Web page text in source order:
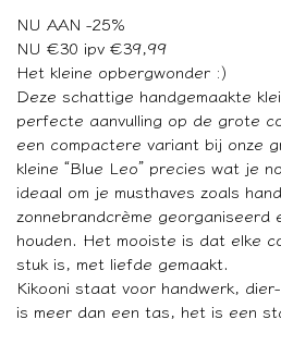
NU AAN -25%
NU €30 ipv €39,99
Het kleine opbergwonder :)
Deze schattige handgemaakte
perfecte aanvulling op de grote
een compactere variant bij onze
kleine “Blue Leo” precies wat je
ideaal om je musthaves zoals
zonnebrandcrème georganiseerd
houden. Het mooiste is dat elke
stuk is, met liefde gemaakt.
Kikooni staat voor handwerk,
is meer dan een tas, het is een